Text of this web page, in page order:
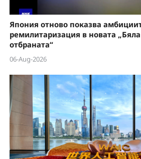
Япония отново показва
ремилитаризация в новата
отбраната“
06-Aug-2026